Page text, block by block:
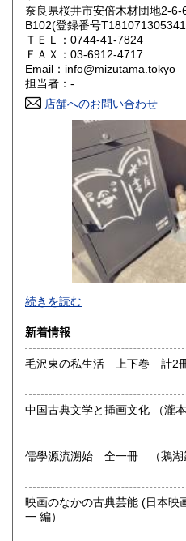
岡山県 600円
山口県 600円
香川県 600円
高知県 600円
600円
600円
600円
600円
奈良県桜井市安倍木材団地2-
B102(登録番号
ＴＥＬ：0744-41-7824
ＦＡＸ：03-6912-4717
Email：info@mizutama.tokyo
担当者：-
店舗へのお問い合わせ
ネット販売を主に多ジャンルの
続きを読む
新着情報
中国古典
映画のなかの古典芸能 (日本映画史叢書 13)
一 編）